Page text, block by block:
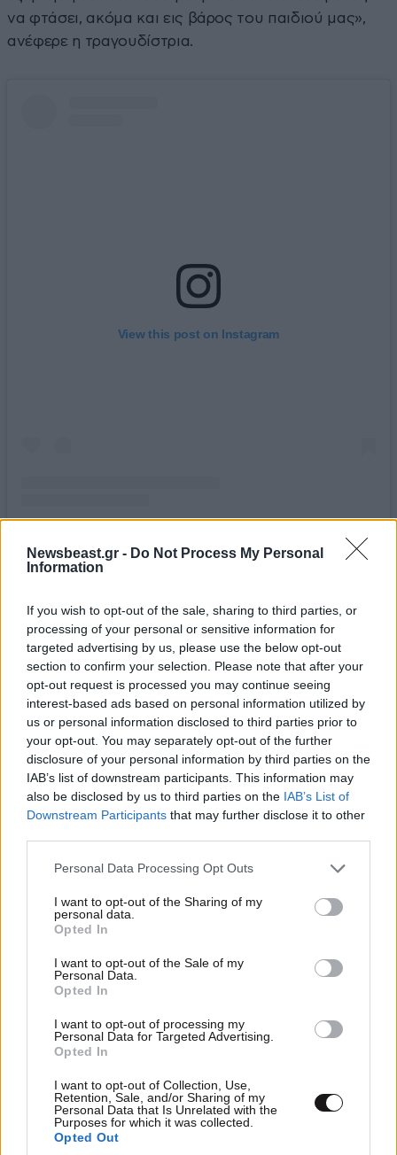
Newsbeast.gr - Do Not Process My Personal
Information
If you wish to opt-out of the sale, sharing to third parties, or
processing of your personal or sensitive information for
targeted advertising by us, please use the below opt-out
section to confirm your selection. Please note that after your
opt-out request is processed you may continue seeing
interest-based ads based on personal information utilized by
us or personal information disclosed to third parties prior to
your opt-out. You may separately opt-out of the further
disclosure of your personal information by third parties on the
IAB’s list of downstream participants. This information may
also be disclosed by us to third parties on the IAB’s List of
Downstream Participants that may further disclose it to other
Please note that this website/app uses one or more Google
not limited to your visit or usage behaviour. You may click to
grant or deny consent to Google and its third-party tags to
use your data for below specified purposes in below Google
consent section.
Personal Data Processing Opt Outs
I want to opt-out of the Sharing of my
personal data.
Opted In
I want to opt-out of the Sale of my
Personal Data.
Opted In
I want to opt-out of processing my
Personal Data for Targeted Advertising.
Opted In
I want to opt-out of Collection, Use,
Retention, Sale, and/or Sharing of my
Personal Data that Is Unrelated with the
Purposes for which it was collected.
Opted Out
να φτάσει, ακόμα και εις βάρος του παιδιού μας»,
ανέφερε η τραγουδίστρια.
View this post on Instagram
Ντάνιελ Μπερνάντ είχε βρεθεί υπό έρευνα από την
αστυνομία του Λος Άντζελες και την υπηρεσία
παιδικής προστασίας για υλικό παιδικής
πορνογραφίας που εντοπίστηκε σε σκληρό δίσκο. Αν
και η έρευνα ολοκληρώθηκε χωρίς αποτέλεσμα και η
υπόθεση έκλεισε, η ίδια τόνισε ότι αυτό δεν
καθησυχάζει τις ανησυχίες της για το ενδεχόμενο ο
γιος τους να περνά χρόνο μαζί του χωρίς επίβλεψη.
«Αν και κατανοώ ότι οι έρευνες της αστυνομίας του
Λος Άντζελες και του Τμήματος Υπηρεσιών Παιδιού
και Οικογένειας ήταν ασαφείς και έχουν πλέον